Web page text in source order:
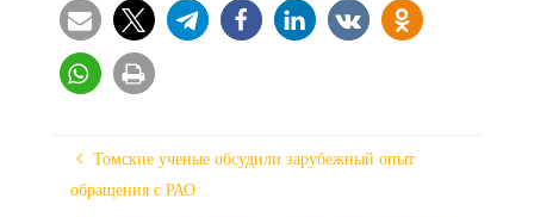
Томские ученые обсудили зарубежный опыт
обращения с РАО